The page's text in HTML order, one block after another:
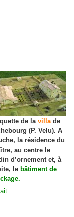
de la villa de
(P. Velu). A
la résidence du
au centre le
d’ornement et, à
le bâtiment de